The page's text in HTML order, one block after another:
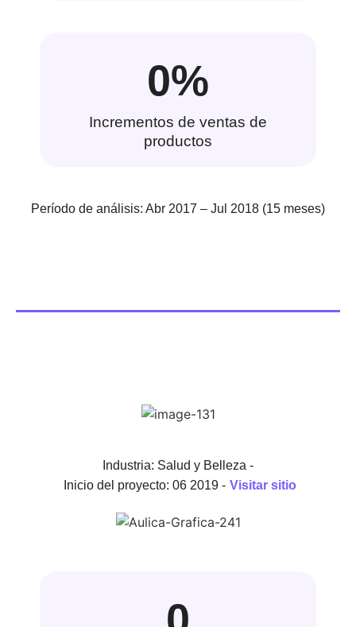
Incrementos de ventas de
productos
0%
Período de análisis: Abr 2017 – Jul 2018 (15 meses)
Industria: Salud y Belleza -
Inicio del proyecto: 06 2019 - Visitar sitio